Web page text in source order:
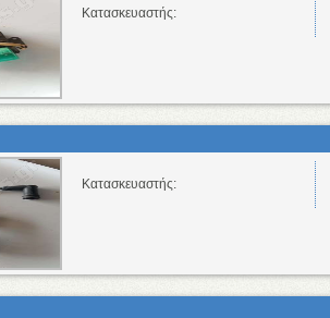
Κατασκευαστής:
Κατασκευαστής: